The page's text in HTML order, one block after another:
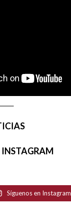
INSTAGRAM
Síguenos en Instagram